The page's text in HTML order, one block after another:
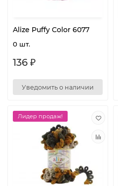
Alize Puffy Color 6077
0 шт.
136 ₽
Уведомить о наличии
Лидер продаж!